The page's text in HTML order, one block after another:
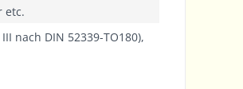
etc.
nach DIN 52339-TO180),